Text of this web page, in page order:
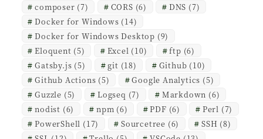
composer (7) CORS (6) DNS (7)
Docker for Windows (14)
Docker for Windows Desktop (9)
Eloquent (5) Excel (10) ftp (6)
Gatsby.js (5) git (18) Github (10)
Github Actions (5) Google Analytics (5)
Guzzle (5) Logseq (7) Markdown (6)
nodist (6) npm (6) PDF (6) Perl (7)
PowerShell (17) Sourcetree (6) SSH (8)